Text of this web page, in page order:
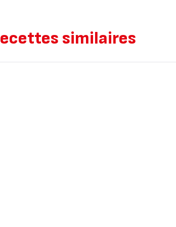
similaires